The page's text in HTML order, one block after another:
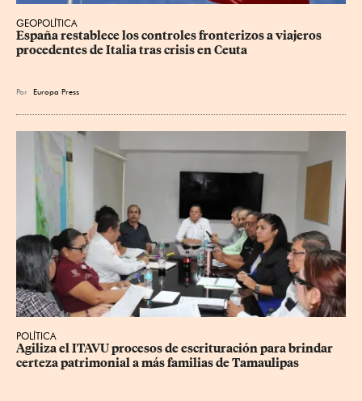
GEOPOLÍTICA
España restablece los controles fronterizos a viajeros
procedentes de Italia tras crisis en Ceuta
Por Europa Press
POLÍTICA
Agiliza el ITAVU procesos de escrituración para brindar
certeza patrimonial a más familias de Tamaulipas